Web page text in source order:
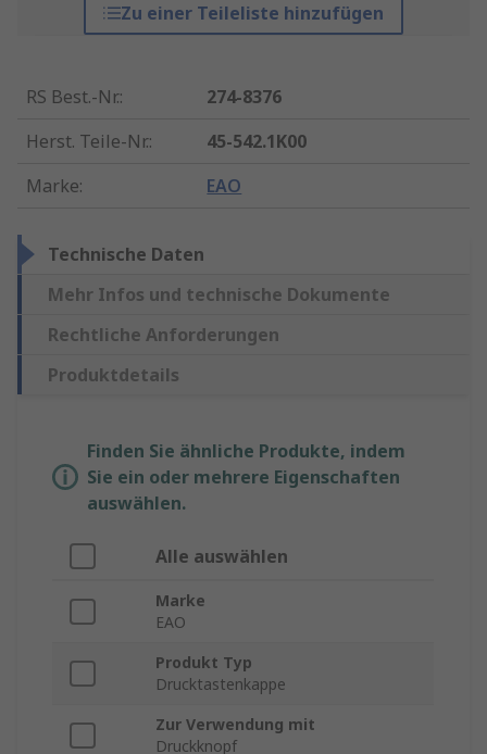
Zu einer Teileliste hinzufügen
RS Best.-Nr.:
274-8376
Herst. Teile-Nr.:
45-542.1K00
Marke: EAO
Technische Daten
Mehr Infos und technische Dokumente
Rechtliche Anforderungen
Produktdetails
Finden Sie ähnliche Produkte, indem
Sie ein oder mehrere Eigenschaften
auswählen.
Alle auswählen
Marke
EAO
Produkt Typ
Drucktastenkappe
Zur Verwendung mit
Druckknopf